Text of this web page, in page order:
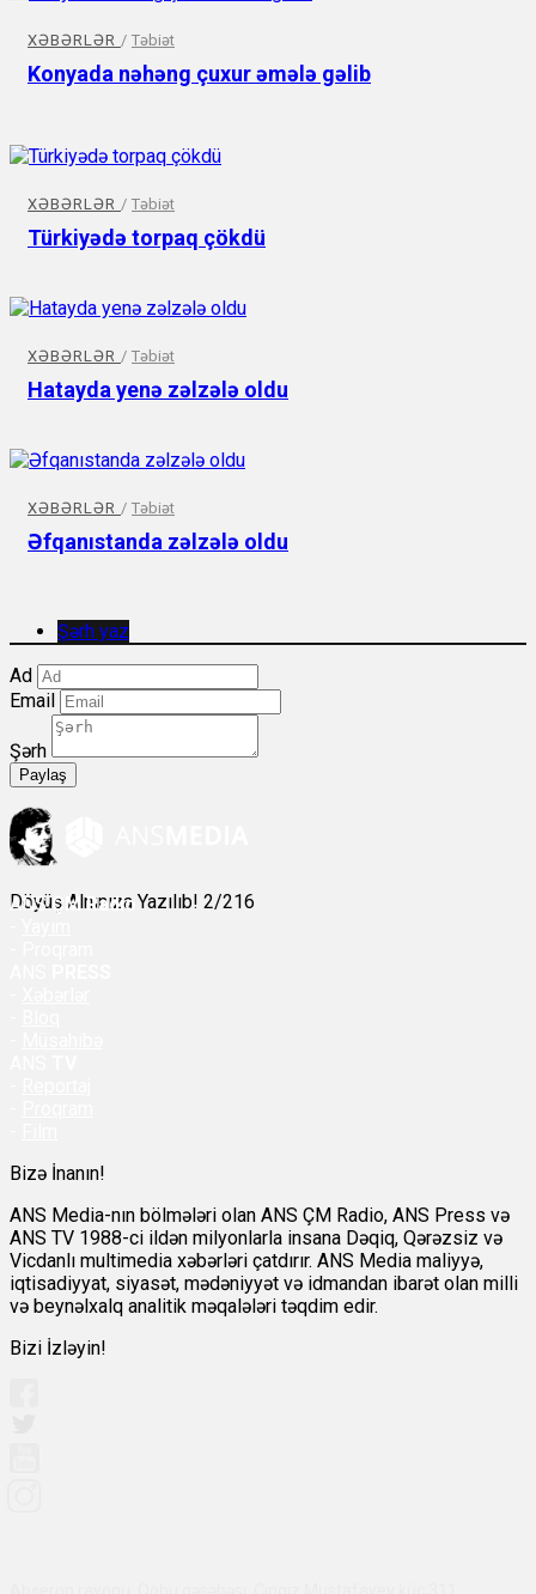
XƏBƏRLƏR / Təbiət
Konyada nəhəng çuxur əmələ gəlib
XƏBƏRLƏR / Təbiət
Türkiyədə torpaq çökdü
XƏBƏRLƏR / Təbiət
Hatayda yenə zəlzələ oldu
XƏBƏRLƏR / Təbiət
Əfqanıstanda zəlzələ oldu
Şərh yaz
Ad
Email
Şərh
Paylaş
Döyüş Alnınıza Yazılıb! 2/216
ANSÇM Radio
Bizə İnanın!
ANS Media-nın bölmələri olan ANS ÇM Radio, ANS Press və
ANS TV 1988-ci ildən milyonlarla insana Dəqiq, Qərəzsiz və
Vicdanlı multimedia xəbərləri çatdırır. ANS Media maliyyə,
iqtisadiyyat, siyasət, mədəniyyət və idmandan ibarət olan milli
və beynəlxalq analitik məqalələri təqdim edir.
Bizi İzləyin!